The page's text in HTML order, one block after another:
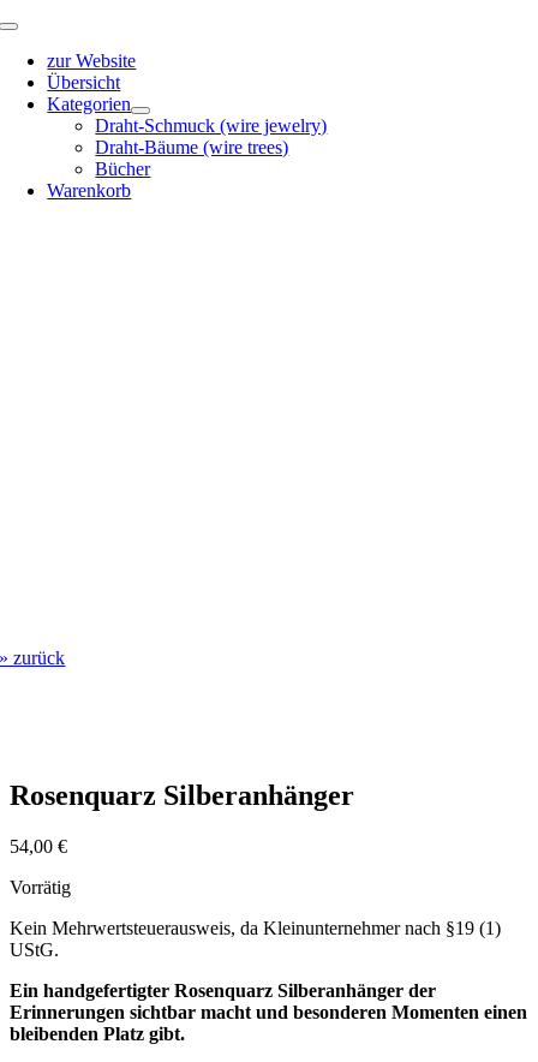
Zum
springen
Toggle
Navigationzur Website
Übersicht
Kategorien
Draht-Schmuck (wire jewelry)
Draht-Bäume (wire trees)
Bücher
Warenkorb
» zurück
Rosenquarz Silberanhänger
54,00 €
Vorrätig
Kein Mehrwertsteuerausweis, da Kleinunternehmer nach §19 (1)
UStG.
Ein handgefertigter Rosenquarz Silberanhänger der
Erinnerungen sichtbar macht und besonderen Momenten einen
bleibenden Platz gibt.